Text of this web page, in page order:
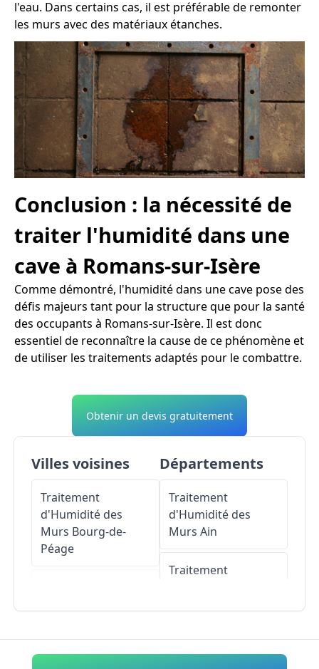
l'eau. Dans certains cas, il est préférable de remonter
les murs avec des matériaux étanches.
Conclusion : la nécessité de
traiter l'humidité dans une
cave à Romans-sur-Isère
Comme démontré, l'humidité dans une cave pose des
défis majeurs tant pour la structure que pour la santé
des occupants à Romans-sur-Isère. Il est donc
essentiel de reconnaître la cause de ce phénomène et
de utiliser les traitements adaptés pour le combattre.
Obtenir un devis gratuitement
Villes voisines
Traitement
d'Humidité des
Murs Bourg-de-
Péage
Eusèbe
Départements
Traitement
d'Humidité des
Murs Ain
Traitement
Traitement
d'Humidité des